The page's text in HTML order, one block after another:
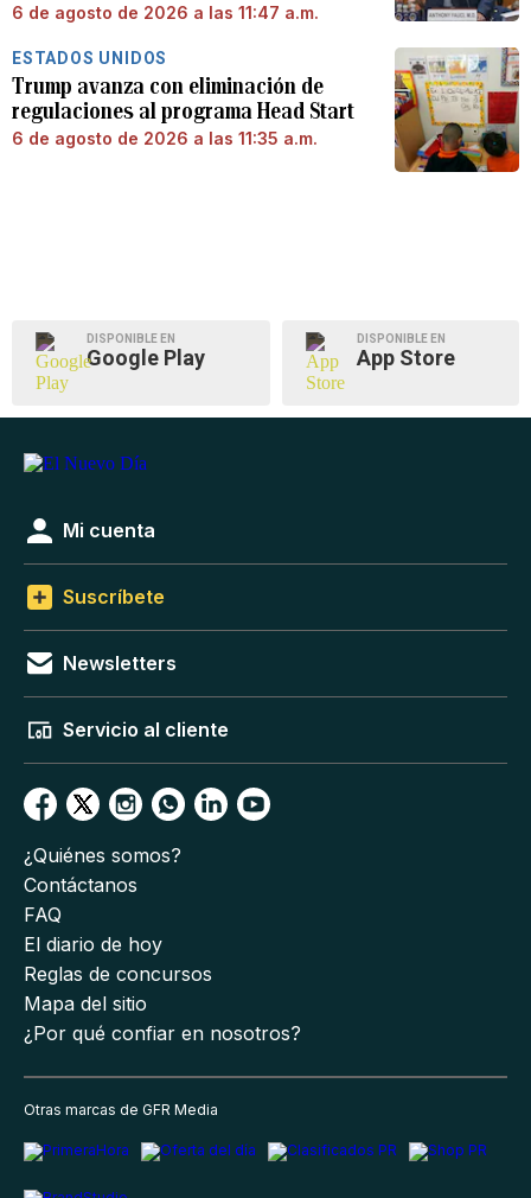
6 de agosto de 2026 a las 11:47 a.m.
ESTADOS UNIDOS
Trump avanza con eliminación de
regulaciones al programa Head Start
6 de agosto de 2026 a las 11:35 a.m.
DISPONIBLE EN
Google Play
DISPONIBLE EN
App Store
Mi cuenta
Suscríbete
Newsletters
Servicio al cliente
¿Quiénes somos?
Contáctanos
FAQ
El diario de hoy
Reglas de concursos
Mapa del sitio
¿Por qué confiar en nosotros?
Otras marcas de GFR Media